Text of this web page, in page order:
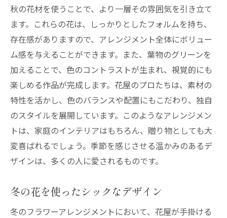
秋の花材を使うことで、より一層その雰囲気を引き立て
ます。これらの花は、しっかりとしたフォルムを持ち、
存在感がありますので、アレンジメント全体にボリュー
ム感を与えることができます。また、葉物のグリーンを
加えることで、色のコントラストが生まれ、視覚的にも
楽しめる作品が完成します。花屋のプロたちは、素材の
特性を活かし、色のバランスや配置にもこだわり、独自
のスタイルを展開しています。このようなアレンジメン
トは、家庭のインテリアはもちろん、贈り物としても大
変喜ばれるでしょう。季節を感じさせる温かみのあるデ
ザインは、多くの人に愛されるものです。
冬の花を使ったシックなデザイン
冬のフラワーアレンジメントにおいて、花屋が手掛ける